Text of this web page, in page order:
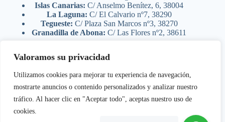
Valoramos su privacidad
Utilizamos cookies para mejorar tu experiencia de navegación,
mostrarte anuncios o contenido personalizados y analizar nuestro
tráfico. Al hacer clic en "Aceptar todo", aceptas nuestro uso de
cookies.
Islas Canarias:C/ Anselmo Benítez, 6, 38004
La Laguna: C/ El Calvario nº7, 38290
Tegueste: C/ Plaza San Marcos nº3, 38270
Granadilla de Abona:C/ Las Flores nº2, 38611
Aviso legal
Política de cookies
Femete 2026